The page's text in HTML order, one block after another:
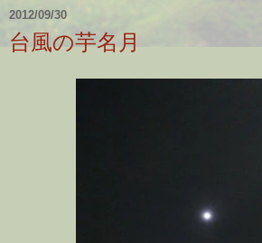
2012/09/30
台風の芋名月